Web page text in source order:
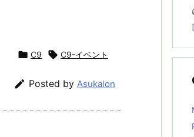
 C9  C9-イベント
 Posted by Asukalon